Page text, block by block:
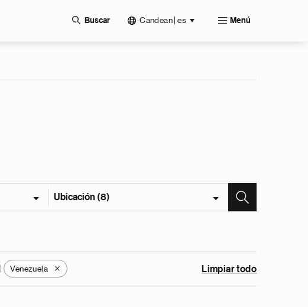
Buscar Candean | es Menú
Ubicación (8)
Venezuela X Limpiar todo